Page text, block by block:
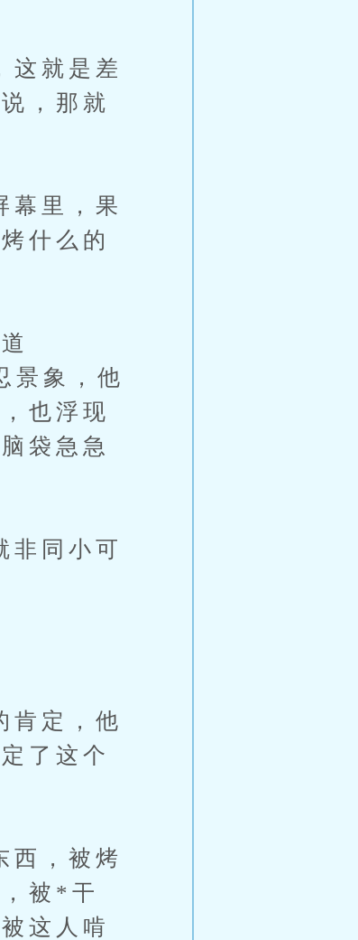
就是差
，那就
里，果
什么的
景象，他
也浮现
袋急急
同小可
定，他
了这个
，被烤
被*干
这人啃